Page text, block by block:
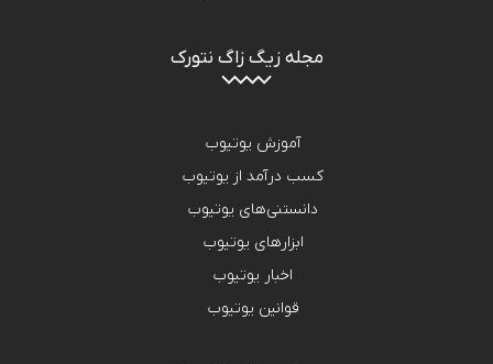
مجله زیگ زاگ نتورک
آموزش یوتیوب
کسب درآمد از یوتیوب
دانستنی‌های یوتیوب
ابزارهای یوتیوب
اخبار یوتیوب
قوانین یوتیوب